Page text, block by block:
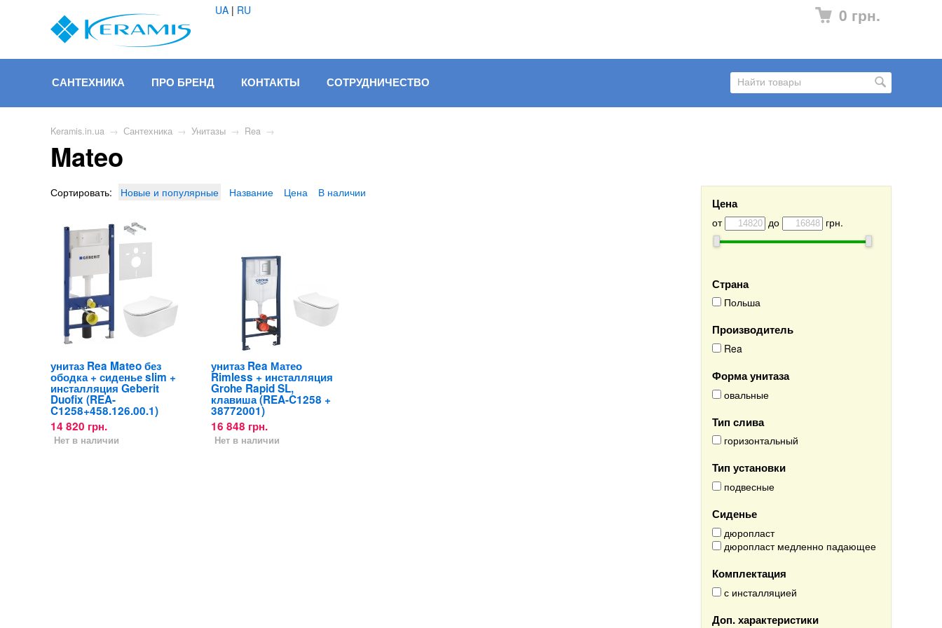
0 грн.
UA | RU
САНТЕХНИКА ПРО БРЕНД КОНТАКТЫ СОТРУДНИЧЕСТВО
Keramis.in.ua → Сантехника → Унитазы → Rea →
Mateo
Цена
от до грн.
Страна
Польша
Производитель
Rea
Форма унитаза
овальные
Тип слива
горизонтальный
Тип установки
подвесные
Сиденье
дюропласт
дюропласт медленно падающее
Комплектация
с инсталляцией
Доп. характеристики
Сортировать: Новые и популярные Название Цена В наличии
унитаз Rea Mateo без
ободка + сиденье slim +
инсталляция Geberit
Duofix (REA-
C1258+458.126.00.1)
14 820 грн.
Нет в наличии
унитаз Rea Матео
Rimless + инсталляция
Grohe Rapid SL,
клавиша (REA-C1258 +
38772001)
16 848 грн.
Нет в наличии